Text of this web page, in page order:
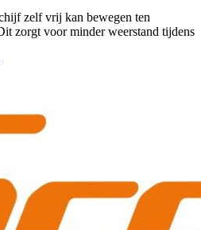
zelf vrij kan bewegen ten
zorgt voor minder weerstand tijdens